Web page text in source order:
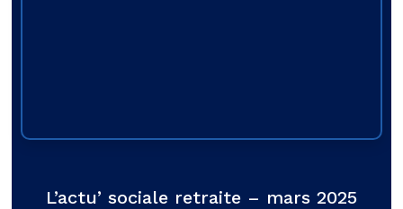
L’actu’ sociale retraite – mars 2025